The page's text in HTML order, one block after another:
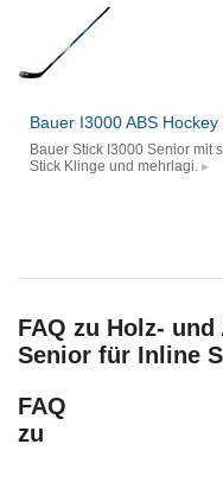
Bauer I3000 ABS
Bauer Stick I3000 Senior mit
Stick Klinge und mehrlagi.
FAQ zu Holz-
Senior für Inline
FAQ
zu